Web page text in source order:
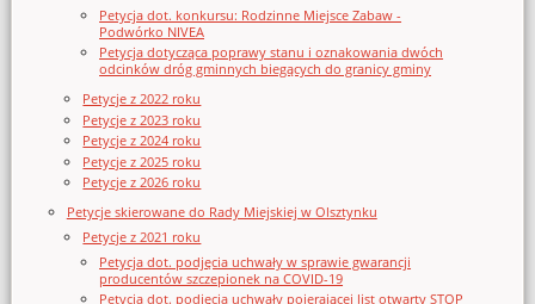
Petycja dot. konkursu: Rodzinne Miejsce Zabaw -
Podwórko NIVEA
Petycja dotycząca poprawy stanu i oznakowania dwóch
odcinków dróg gminnych biegących do granicy gminy
Petycje z 2022 roku
Petycje z 2023 roku
Petycje z 2024 roku
Petycje z 2025 roku
Petycje z 2026 roku
Petycje skierowane do Rady Miejskiej w Olsztynku
Petycje z 2021 roku
Petycja dot. podjęcia uchwały w sprawie gwarancji
producentów szczepionek na COVID-19
Petycja dot. podjęcia uchwały poierającej list otwarty STOP